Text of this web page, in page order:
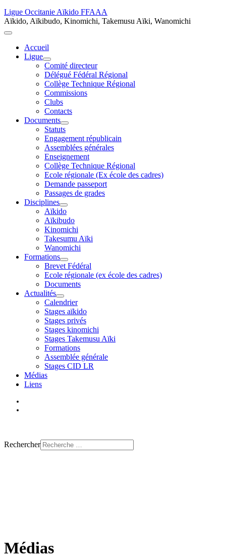
Ligue Occitanie Aïkido FFAAA
Aïkido, Aïkibudo, Kinomichi, Takemusu Aïki, Wanomichi
Accueil
Ligue
Comité directeur
Délégué Fédéral Régional
Collège Technique Régional
Commissions
Clubs
Contacts
Documents
Statuts
Engagement républicain
Assemblées générales
Enseignement
Collège Technique Régional
Ecole régionale (Ex école des cadres)
Demande passeport
Passages de grades
Disciplines
Aïkido
Aïkibudo
Kinomichi
Takesumu Aïki
Wanomichi
Formations
Brevet Fédéral
Ecole régionale (ex école des cadres)
Documents
Actualités
Calendrier
Stages aïkido
Stages privés
Stages kinomichi
Stages Takemusu Aïki
Formations
Assemblée générale
Stages CID LR
Médias
Liens
Rechercher
Médias